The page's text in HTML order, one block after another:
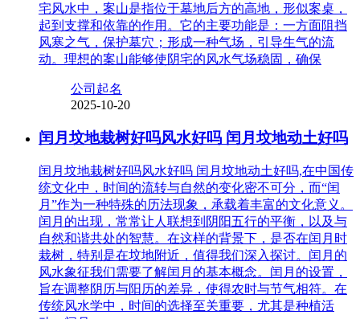
宅风水中，案山是指位于墓地后方的高地，形似案桌，
起到支撑和依靠的作用。它的主要功能是：一方面阻挡
风寒之气，保护墓穴；形成一种气场，引导生气的流
动。理想的案山能够使阴宅的风水气场稳固，确保
公司起名
2025-10-20
闰月坟地栽树好吗风水好吗 闰月坟地动土好吗
闰月坟地栽树好吗风水好吗 闰月坟地动土好吗,在中国传
统文化中，时间的流转与自然的变化密不可分，而“闰
月”作为一种特殊的历法现象，承载着丰富的文化意义。
闰月的出现，常常让人联想到阴阳五行的平衡，以及与
自然和谐共处的智慧。在这样的背景下，是否在闰月时
栽树，特别是在坟地附近，值得我们深入探讨。闰月的
风水象征我们需要了解闰月的基本概念。闰月的设置，
旨在调整阴历与阳历的差异，使得农时与节气相符。在
传统风水学中，时间的选择至关重要，尤其是种植活